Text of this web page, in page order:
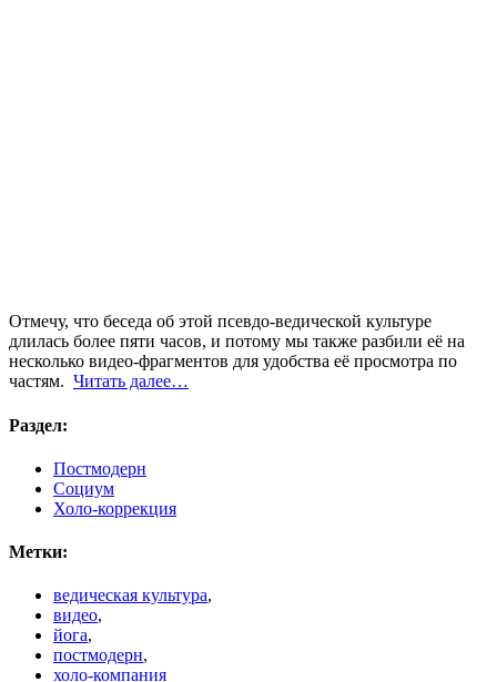
Отмечу, что беседа об этой псевдо-ведической культуре
длилась более пяти часов, и потому мы также разбили её на
несколько видео-фрагментов для удобства её просмотра по
частям. Читать далее…
Раздел:
Постмодерн
Социум
Холо-коррекция
Метки:
ведическая культура,
видео,
йога,
постмодерн,
холо-компания